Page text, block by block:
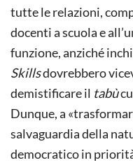
tutte le relazioni,
docenti a scuola e
funzione, anziché
Skillsdovrebbero
demistificare il tabù
Dunque, a
salvaguardia della
democratico in